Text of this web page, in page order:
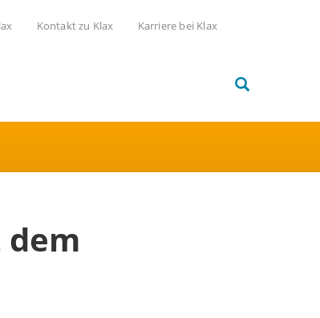
Karriere bei Klax
Kontakt zu Klax